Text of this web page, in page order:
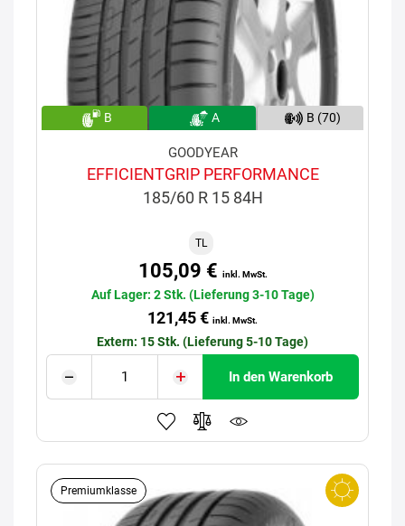
B A B (70)
GOODYEAR
EFFICIENTGRIP PERFORMANCE
185/60 R 15 84H
TL
105,09 € inkl. MwSt.
Auf Lager: 2 Stk. (Lieferung 3-10 Tage)
121,45 € inkl. MwSt.
Extern: 15 Stk. (Lieferung 5-10 Tage)
In den Warenkorb
Premiumklasse